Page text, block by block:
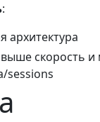
:
архитектура
скорость
sessions